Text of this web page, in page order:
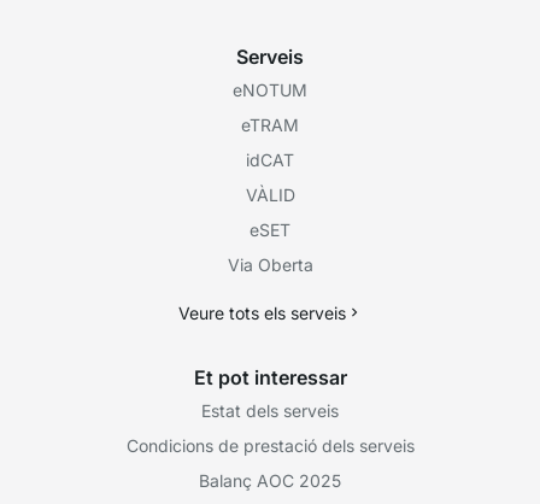
Serveis
eNOTUM
eTRAM
idCAT
VÀLID
eSET
Via Oberta
Veure tots els serveis
Et pot interessar
Estat dels serveis
Condicions de prestació dels serveis
Balanç AOC 2025